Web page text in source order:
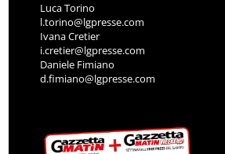
Luca Torino
l.torino@lgpresse.com
Ivana Cretier
i.cretier@lgpresse.com
Daniele Fimiano
d.fimiano@lgpresse.com